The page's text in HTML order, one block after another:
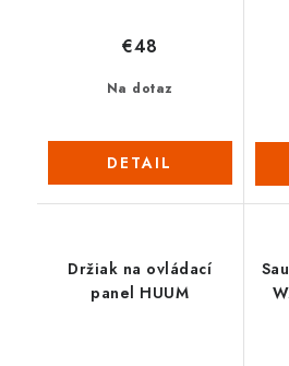
Na dotaz
€48
DETAIL
Držiak na ovládací
panel HUUM